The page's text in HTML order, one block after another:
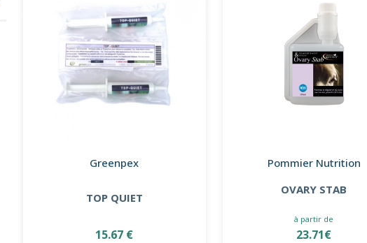
Greenpex
TOP QUIET
15.67 €
Pommier Nutrition
OVARY STAB
à partir de
23.71€